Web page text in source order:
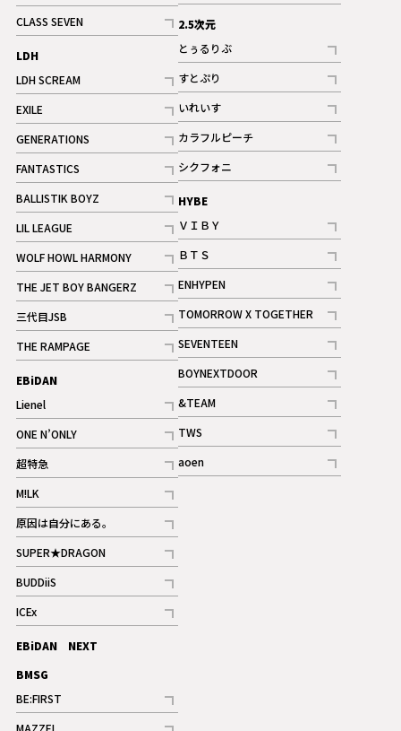
記事
CLASS SEVEN
記事
LDH
LDH SCREAM
記事
EXILE
記事
GENERATIONS
記事
FANTASTICS
記事
BALLISTIK BOYZ
記事
LIL LEAGUE
記事
WOLF HOWL HARMONY
記事
THE JET BOY BANGERZ
記事
三代目JSB
記事
THE RAMPAGE
記事
ギャラリー
EBiDAN
Lienel
記事
ONE N’ONLY
記事
超特急
記事
M!LK
記事
原因は自分にある。
記事
SUPER★DRAGON
記事
BUDDiiS
記事
ICEx
記事
EBiDAN NEXT
BMSG
BE:FIRST
記事
MAZZEL
記事
2.5次元
とぅるりぶ
記事
すとぷり
記事
ギャラリー
いれいす
記事
ギャラリー
カラフルピーチ
記事
シクフォニ
記事
HYBE
ＶＩＢＹ
記事
ＢＴＳ
記事
ENHYPEN
記事
TOMORROW X TOGETHER
記事
ギャラリー
SEVENTEEN
記事
BOYNEXTDOOR
記事
&TEAM
記事
TWS
記事
aoen
記事